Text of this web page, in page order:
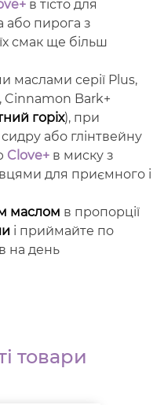
в тісто для
або пирога з
смак ще більш
маслами серії Plus,
Cinnamon Bark+
горіх), при
або глінтвейну
Clove+ в миску з
для приємного і
маслом в пропорції
і приймайте по
на день
товари